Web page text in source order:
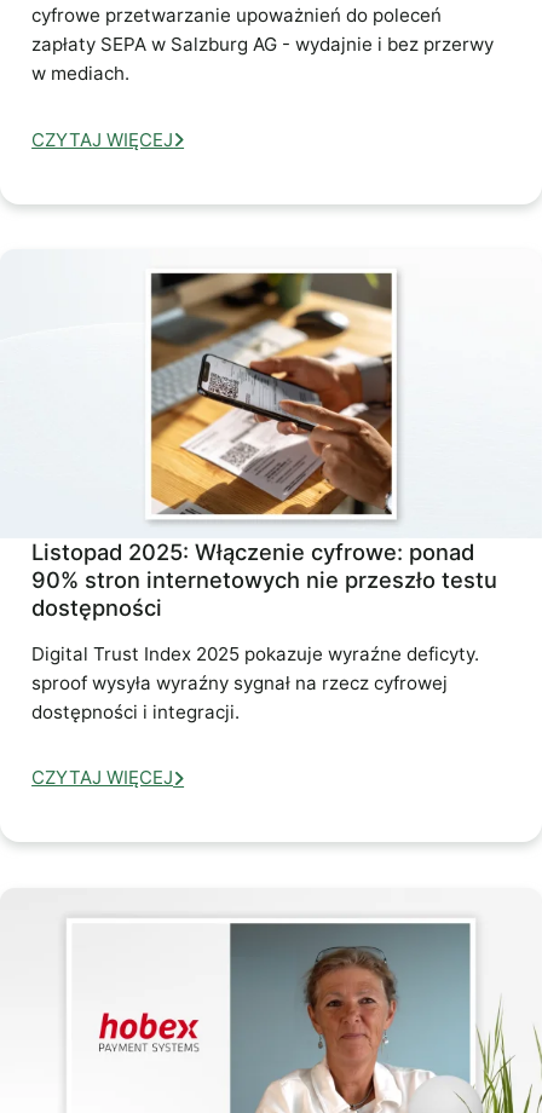
cyfrowe przetwarzanie upoważnień do poleceń
zapłaty SEPA w Salzburg AG - wydajnie i bez przerwy
w mediach.
CZYTAJ WIĘCEJ
Listopad 2025: Włączenie cyfrowe: ponad
90% stron internetowych nie przeszło testu
dostępności
Digital Trust Index 2025 pokazuje wyraźne deficyty.
sproof wysyła wyraźny sygnał na rzecz cyfrowej
dostępności i integracji.
CZYTAJ WIĘCEJ